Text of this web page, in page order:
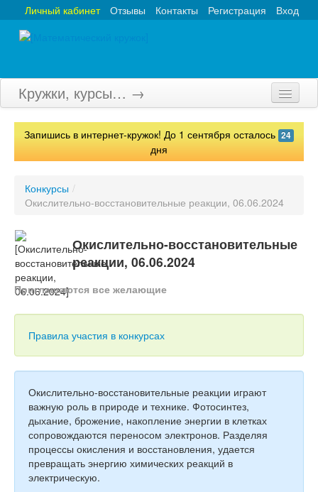
Вход
Регистрация
Контакты
Отзывы
Личный кабинет
Кружки, курсы… →
Главная
Олимпиады
Турниры
Конкурсы
Вебинары
Учитель
Запишись в интернет-кружок! До 1 сентября осталось 24
дня
Конкурсы /
Окислительно-восстановительные реакции, 06.06.2024
Окислительно-восстановительные
реакции, 06.06.2024
Приглашаются все желающие
Правила участия в конкурсах
Окислительно-восстановительные реакции играют
важную роль в природе и технике. Фотосинтез,
дыхание, брожение, накопление энергии в клетках
сопровождаются переносом электронов. Разделяя
процессы окисления и восстановления, удается
превращать энергию химических реакций в
электрическую.